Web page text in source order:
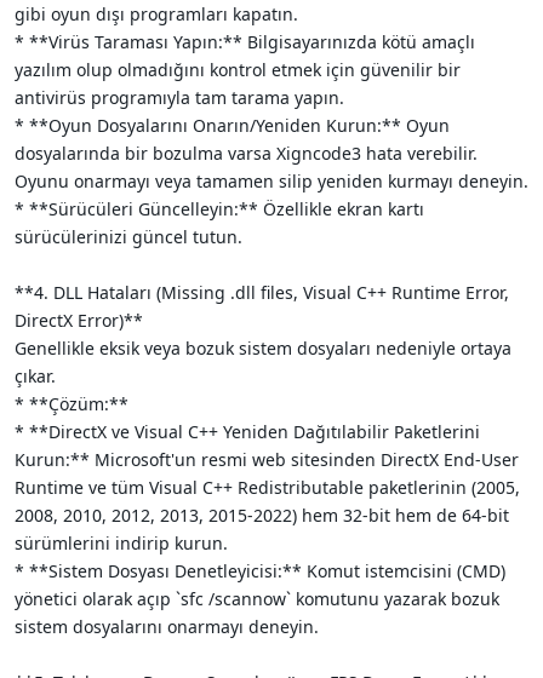
gibi oyun dışı programları kapatın.
* **Virüs Taraması Yapın:** Bilgisayarınızda kötü amaçlı
yazılım olup olmadığını kontrol etmek için güvenilir bir
antivirüs programıyla tam tarama yapın.
* **Oyun Dosyalarını Onarın/Yeniden Kurun:** Oyun
dosyalarında bir bozulma varsa Xigncode3 hata verebilir.
Oyunu onarmayı veya tamamen silip yeniden kurmayı deneyin.
* **Sürücüleri Güncelleyin:** Özellikle ekran kartı
sürücülerinizi güncel tutun.
**4. DLL Hataları (Missing .dll files, Visual C++ Runtime Error,
DirectX Error)**
Genellikle eksik veya bozuk sistem dosyaları nedeniyle ortaya
çıkar.
* **Çözüm:**
* **DirectX ve Visual C++ Yeniden Dağıtılabilir Paketlerini
Kurun:** Microsoft'un resmi web sitesinden DirectX End-User
Runtime ve tüm Visual C++ Redistributable paketlerinin (2005,
2008, 2010, 2012, 2013, 2015-2022) hem 32-bit hem de 64-bit
sürümlerini indirip kurun.
* **Sistem Dosyası Denetleyicisi:** Komut istemcisini (CMD)
yönetici olarak açıp `sfc /scannow` komutunu yazarak bozuk
sistem dosyalarını onarmayı deneyin.